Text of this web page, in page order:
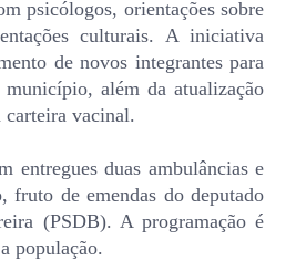
psicólogos, orientações sobre
culturais. A iniciativa
de novos integrantes para
além da atualização
carteira vacinal.
entregues duas ambulâncias e
de emendas do deputado
(PSDB). A programação é
população.